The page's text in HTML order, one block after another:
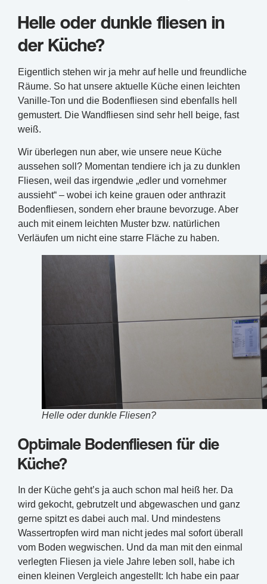
Helle oder dunkle fliesen in
der Küche?
Eigentlich stehen wir ja mehr auf helle und freundliche
Räume. So hat unsere aktuelle Küche einen leichten
Vanille-Ton und die Bodenfliesen sind ebenfalls hell
gemustert. Die Wandfliesen sind sehr hell beige, fast
weiß.
Wir überlegen nun aber, wie unsere neue Küche
aussehen soll? Momentan tendiere ich ja zu dunklen
Fliesen, weil das irgendwie „edler und vornehmer
aussieht“ – wobei ich keine grauen oder anthrazit
Bodenfliesen, sondern eher braune bevorzuge. Aber
auch mit einem leichten Muster bzw. natürlichen
Verläufen um nicht eine starre Fläche zu haben.
Helle oder dunkle Fliesen?
Optimale Bodenfliesen für die
Küche?
In der Küche geht’s ja auch schon mal heiß her. Da
wird gekocht, gebrutzelt und abgewaschen und ganz
gerne spitzt es dabei auch mal. Und mindestens
Wassertropfen wird man nicht jedes mal sofort überall
vom Boden wegwischen. Und da man mit den einmal
verlegten Fliesen ja viele Jahre leben soll, habe ich
einen kleinen Vergleich angestellt: Ich habe ein paar